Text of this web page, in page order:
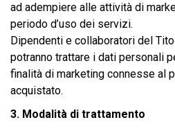
ad adempiere alle attività di
periodo d’uso dei servizi.
Dipendenti e collaboratori del
potranno trattare i dati personali
finalità di marketing connesse al
acquistato.
3. Modalità di trattamento